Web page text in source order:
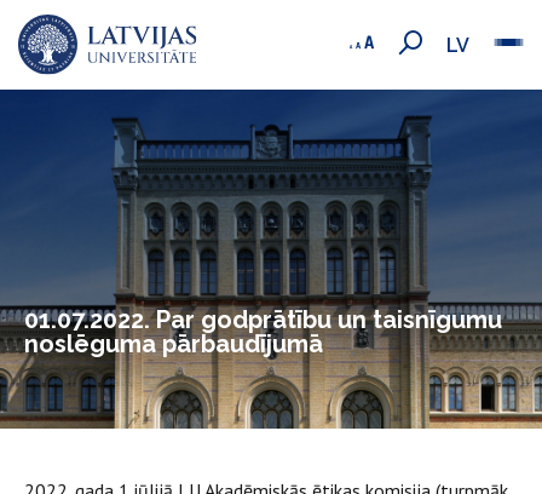
LV
01.07.2022. Par godprātību un taisnīgumu
noslēguma pārbaudījumā